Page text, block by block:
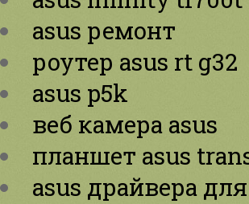
asus ремонт
роутер asus rt g32
asus p5k
веб камера asus
планшет asus
asus драйвера